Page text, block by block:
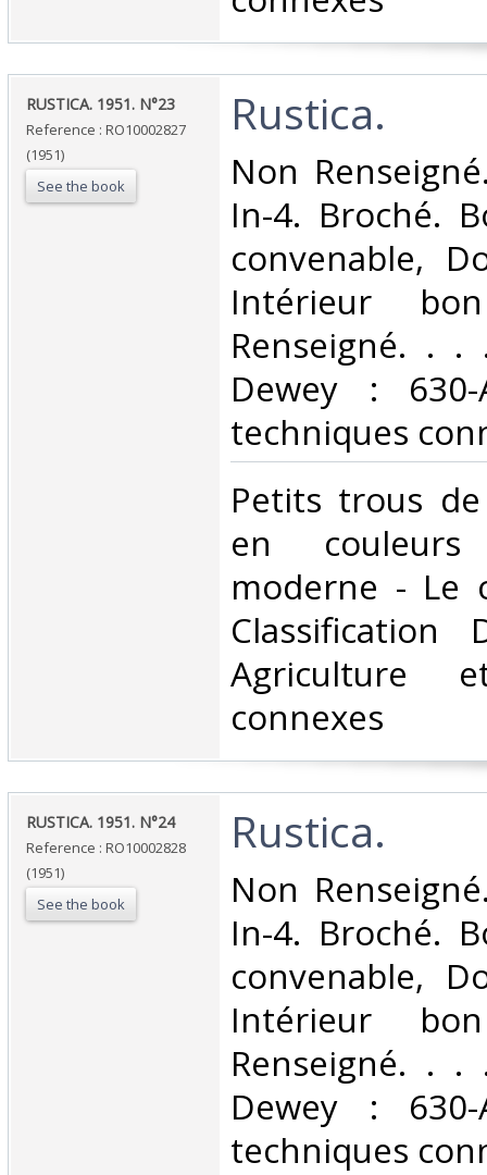
‎RUSTICA. 1951. N°23‎
Reference : RO10002827
(1951)
See the book
‎Rustica.‎
‎Non
In-4. Broché.
convenable,
Intérieur
Renseigné. . .
Dewey :
techniques
‎Petits trous
en
moderne - Le
Classification
Agriculture
connexes‎
‎RUSTICA. 1951. N°24‎
Reference : RO10002828
(1951)
See the book
‎Rustica.‎
‎Non
In-4. Broché.
convenable,
Intérieur
Renseigné. . .
Dewey :
techniques